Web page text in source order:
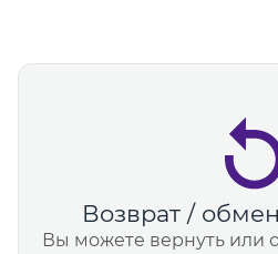
Возврат /
Вы можете вернуть или